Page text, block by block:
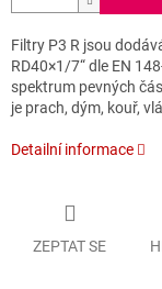
Filtry P3 R jsou
RD40×1/7“ dle EN
spektrum pevných
je prach, dým, kouř,
Detailní informace
ZEPTAT SE